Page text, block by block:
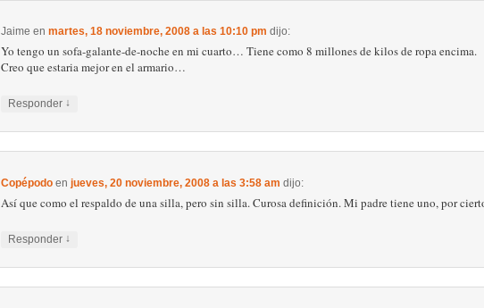
Jaime en martes, 18 noviembre, 2008 a las 10:10 pm dijo:
Yo tengo un sofa-galante-de-noche en mi cuarto… Tiene como 8 millones de kilos de ropa encima.
Creo que estaria mejor en el armario…
Responder ↓
Copépodoen jueves, 20 noviembre, 2008 a las 3:58 am dijo:
Así que como el respaldo de una silla, pero sin silla. Curosa definición. Mi padre tiene uno, por
Responder ↓